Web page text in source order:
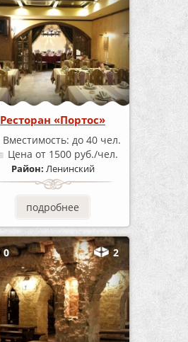
Ресторан «Портос»
Вместимость:до 40 чел.
Цена от 1500 руб./чел.
Район: Ленинский
подробнее
0 2